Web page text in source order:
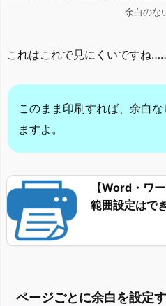
余白のな
これはこれで見にくいですね……
このまま印刷すれば、余白な
ますよ。
【Word・ワ
範囲設定はで
ページごとに余白を設定